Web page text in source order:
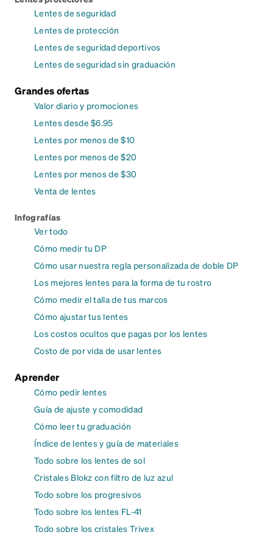
Lentes de seguridad
Lentes de protección
Lentes de seguridad deportivos
Lentes de seguridad sin graduación
Grandes ofertas
Valor diario y promociones
Lentes desde $6.95
Lentes por menos de $10
Lentes por menos de $20
Lentes por menos de $30
Venta de lentes
Infografías
Ver todo
Cómo medir tu DP
Cómo usar nuestra regla personalizada de doble DP
Los mejores lentes para la forma de tu rostro
Cómo medir el talla de tus marcos
Cómo ajustar tus lentes
Los costos ocultos que pagas por los lentes
Costo de por vida de usar lentes
Aprender
Cómo pedir lentes
Guía de ajuste y comodidad
Cómo leer tu graduación
Índice de lentes y guía de materiales
Todo sobre los lentes de sol
Cristales Blokz con filtro de luz azul
Todo sobre los progresivos
Todo sobre los lentes FL-41
Todo sobre los cristales Trivex